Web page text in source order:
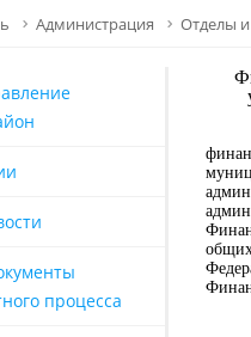
Администрация Отделы
процесса